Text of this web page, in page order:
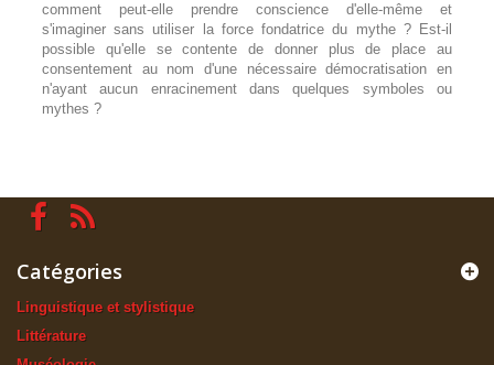
comment peut-elle prendre conscience d'elle-même et
s'imaginer sans utiliser la force fondatrice du mythe ? Est-il
possible qu'elle se contente de donner plus de place au
consentement au nom d'une nécessaire démocratisation en
n'ayant aucun enracinement dans quelques symboles ou
mythes ?
Catégories
Linguistique et stylistique
Littérature